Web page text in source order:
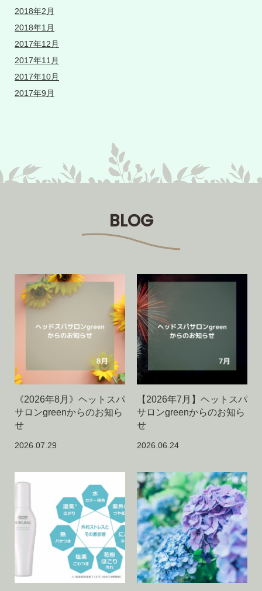
2018年2月
2018年1月
2017年12月
2017年11月
2017年10月
2017年9月
BLOG
《2026年8月》ヘットスパ
サロンgreenからのお知ら
せ
2026.07.29
【2026年7月】ヘットスパ
サロンgreenからのお知ら
せ
2026.06.24